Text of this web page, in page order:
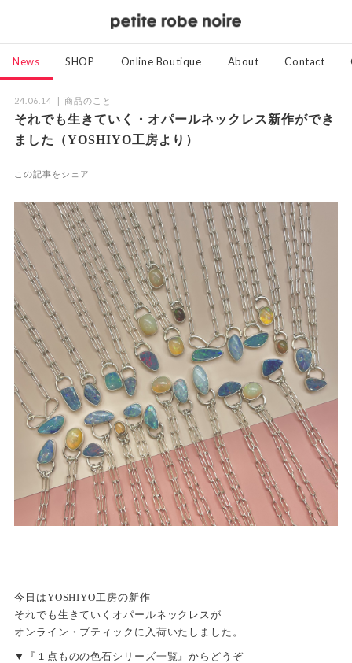
News SHOP Online Boutique About Contact
24.06.14 商品のこと
それでも生きていく・オパールネックレス新作ができ
ました（YOSHIYO工房より）
この記事をシェア
今日はYOSHIYO工房の新作
それでも生きていくオパールネックレスが
オンライン・ブティックに入荷いたしました。
▼『１点ものの色石シリーズ一覧』からどうぞ